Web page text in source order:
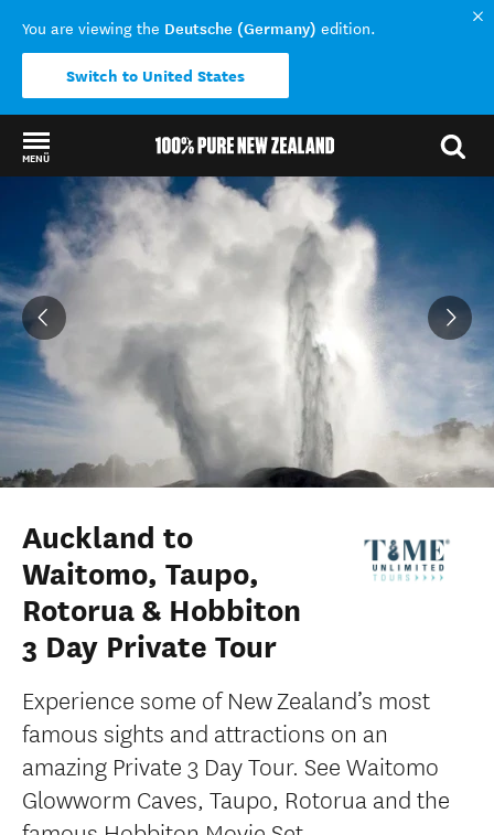
You are viewing the Deutsche (Germany) edition.
Switch to United States
MENÜ
Back to my results
Auckland to
Waitomo, Taupo,
Rotorua & Hobbiton
3 Day Private Tour
Experience some of New Zealand’s most
famous sights and attractions on an
amazing Private 3 Day Tour. See Waitomo
Glowworm Caves, Taupo, Rotorua and the